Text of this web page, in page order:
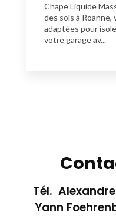
Chape Liquide
des sols à
adaptées pour
votre garage av...
Tél.
Yann